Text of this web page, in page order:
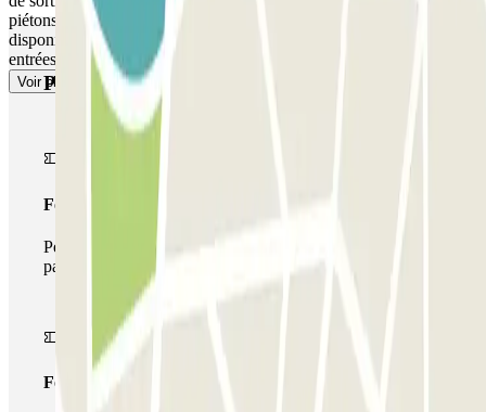
piétons, ouvrez la porte ou la barrière avec le code ou le QR CODE
disponible dans votre réservation. La réservation permet toujours des
entrées et sorties multiples.
Voir plusProduits Parclick
Forfait Simple
Pendant votre séjour, vous ne pourrez entrer et sortir du
parking qu'une seule fois
Forfait de stationnement multiple